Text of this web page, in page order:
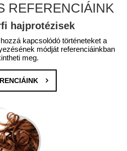
REFERENCIÁINK
hajprotézisek
kapcsolódó történeteket a
módját referenciáinkban
meg.